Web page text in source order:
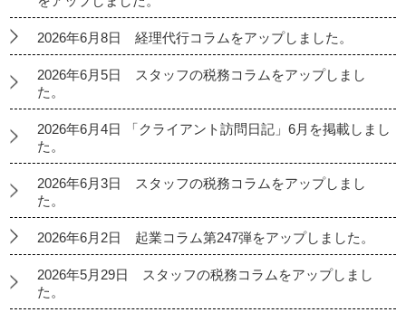
2026年6月8日 経理代行コラムをアップしました。
2026年6月5日 スタッフの税務コラムをアップしまし
た。
2026年6月4日 「クライアント訪問日記」6月を掲載しまし
た。
2026年6月3日 スタッフの税務コラムをアップしまし
た。
2026年6月2日 起業コラム第247弾をアップしました。
2026年5月29日 スタッフの税務コラムをアップしまし
た。